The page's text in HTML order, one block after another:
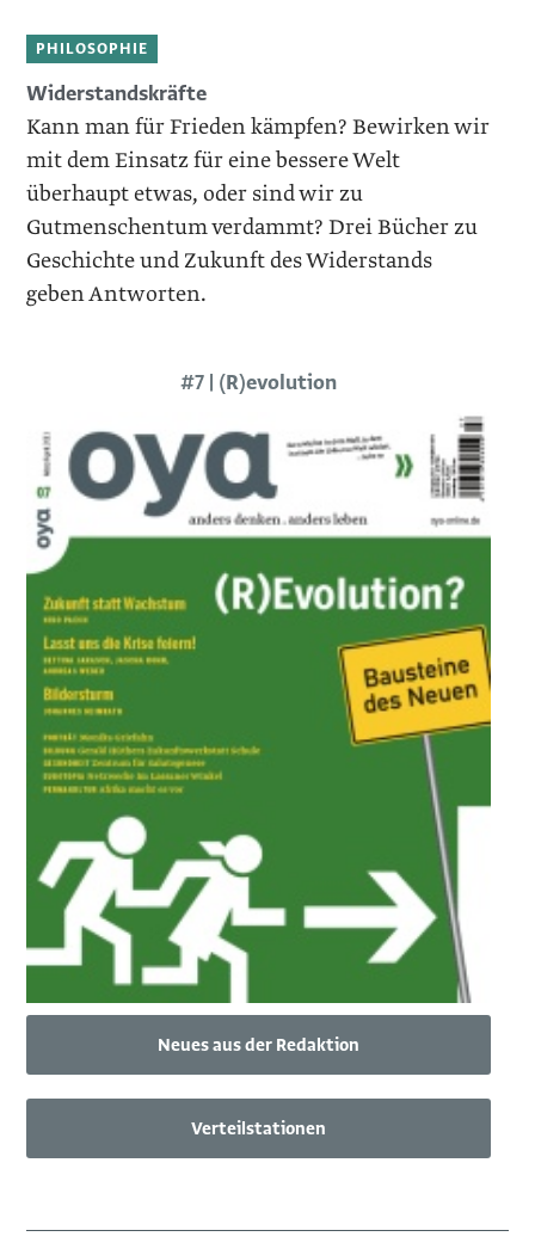
PHILOSOPHIE
Widerstandskräfte
Kann man für Frieden kämpfen? Bewirken wir
mit dem Einsatz für eine bessere Welt
überhaupt etwas, oder sind wir zu
Gutmenschentum verdammt? Drei Bücher zu
Geschichte und Zukunft des Widerstands
geben Antworten.
#7 | (R)evolution
Neues aus der Redaktion
Verteilstationen